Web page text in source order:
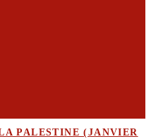
PALESTINE (JANVIER